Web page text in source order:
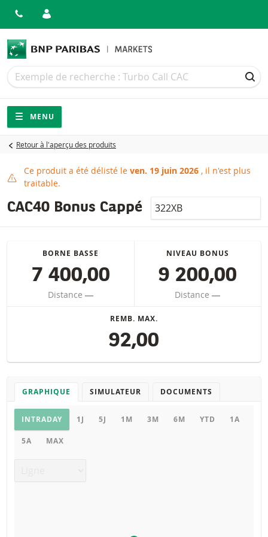
Recherche
Recherche
Navigation
Navigation sur le site
MENU
Retour à l'aperçu des produits
Produit délisté
Ce produit a été délisté le ven. 19 juin 2026 , il n'est plus
traitable.
CAC40 Bonus Cappé LocalCode
BORNE BASSE
7 400,00
Distance ―
NIVEAU BONUS
9 200,00
Distance ―
REMB. MAX.
92,00
GRAPHIQUE SIMULATEUR DOCUMENTS
Graphique
INTRADAY 1J 5J 1M 3M 6M YTD 1A
5A MAX